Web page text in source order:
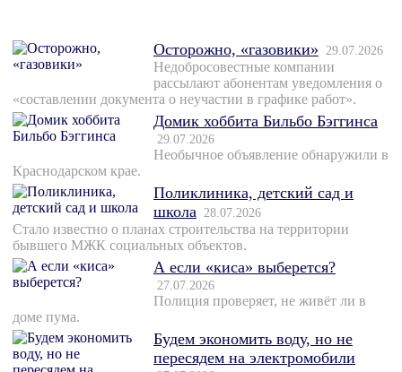
Осторожно, «газовики» 29.07.2026
Недобросовестные компании
рассылают абонентам уведомления о
«составлении документа о неучастии в графике работ».
Домик хоббита Бильбо Бэггинса
29.07.2026
Необычное объявление обнаружили в
Краснодарском крае.
Поликлиника, детский сад и
школа 28.07.2026
Стало известно о планах строительства на территории
бывшего МЖК социальных объектов.
А если «киса» выберется?
27.07.2026
Полиция проверяет, не живёт ли в
доме пума.
Будем экономить воду, но не
пересядем на электромобили